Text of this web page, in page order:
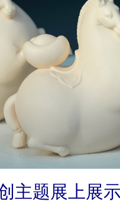
主题展上展